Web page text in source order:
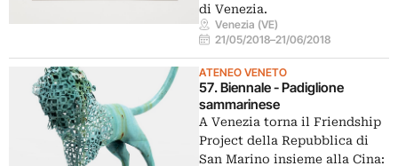
di Venezia.
Venezia (VE)
21/05/2018–21/06/2018
ATENEO VENETO
57. Biennale - Padiglione
sammarinese
A Venezia torna il Friendship
Project della Repubblica di
San Marino insieme alla Cina: